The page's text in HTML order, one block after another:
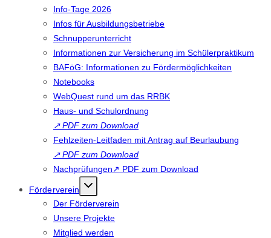
Info-Tage 2026
Infos für Ausbildungsbetriebe
Schnupperunterricht
Informationen zur Versicherung im Schülerpraktikum
BAFöG: Informationen zu Fördermöglichkeiten
Notebooks
WebQuest rund um das RRBK
Haus- und Schulordnung
↗ PDF zum Download
Fehlzeiten-Leitfaden mit Antrag auf Beurlaubung
↗ PDF zum Download
Nachprüfungen↗ PDF zum Download
Förderverein
Der Förderverein
Unsere Projekte
Mitglied werden